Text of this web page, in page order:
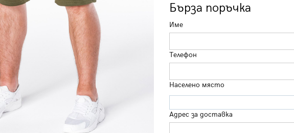
Бърза поръчка
Име
Телефон
Населено място
Адрес за доставка